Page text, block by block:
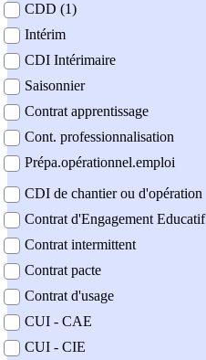
CDD (1)
Intérim
CDI Intérimaire
Saisonnier
Contrat apprentissage
Cont. professionnalisation
Prépa.opérationnel.emploi
CDI de chantier ou d'opération
Contrat d'Engagement Educatif
Contrat intermittent
Contrat pacte
Contrat d'usage
CUI - CAE
CUI - CIE